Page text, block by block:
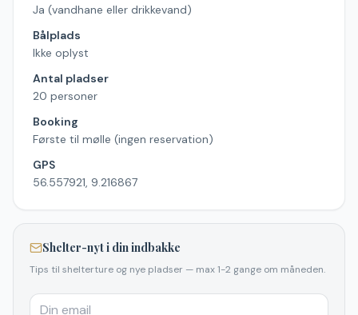
Ja (vandhane eller drikkevand)
Bålplads
Ikke oplyst
Antal pladser
20 personer
Booking
Første til mølle (ingen reservation)
GPS
56.557921, 9.216867
Shelter-nyt i din indbakke
Tips til shelterture og nye pladser — max 1-2 gange om måneden.